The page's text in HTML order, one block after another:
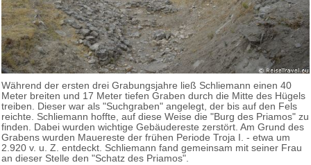
Während der ersten drei Grabungsjahre ließ Schliemann einen 40
Meter breiten und 17 Meter tiefen Graben durch die Mitte des Hügels
treiben. Dieser war als "Suchgraben" angelegt, der bis auf den Fels
reichte. Schliemann hoffte, auf diese Weise die "Burg des Priamos" zu
finden. Dabei wurden wichtige Gebäudereste zerstört. Am Grund des
Grabens wurden Mauereste der frühen Periode Troja I. - etwa um
2.920 v. u. Z. entdeckt. Schliemann fand gemeinsam mit seiner Frau
an dieser Stelle den "Schatz des Priamos".